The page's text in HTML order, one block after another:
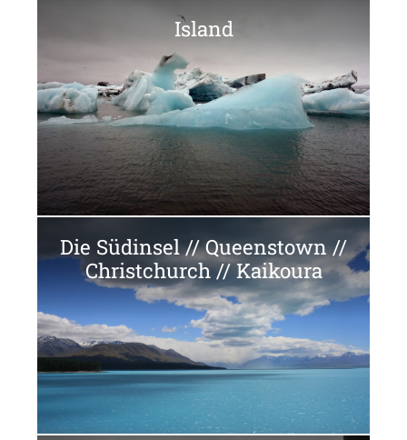
Island
Die Südinsel // Queenstown //
Christchurch // Kaikoura